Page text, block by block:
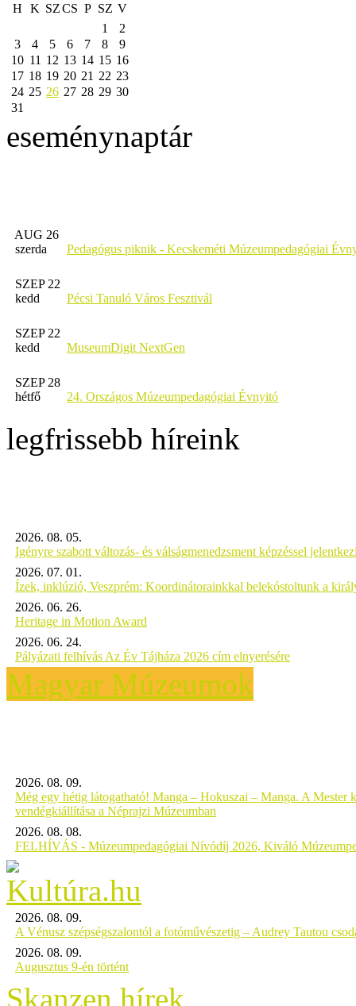
H K SZCS P SZ V
1
2
3
4 5 6 7 8
9
10 11 12 13 14 15 16
17 18 19 20 21 22 23
24 25 26 27 28 29 30
31
eseménynaptár
AUG 26
szerda
Pedagógus piknik - Kecskeméti Múzeumpedagógiai
SZEP 22
kedd
Pécsi Tanuló Város Fesztivál
SZEP 22
kedd
MuseumDigit NextGen
SZEP 28
hétfő
24. Országos Múzeumpedagógiai Évnyitó
legfrissebb híreink
2026. 08. 05.
Igényre szabott változás- és válságmenedzsment képzéssel
2026. 07. 01.
Ízek, inklúzió, Veszprém: Koordinátorainkkal belekóstoltunk a
2026. 06. 26.
Heritage in Motion Award
2026. 06. 24.
Pályázati felhívás Az Év Tájháza 2026 cím elnyerésére
Magyar Múzeumok
2026. 08. 09.
Még egy hétig látogatható! Manga – Hokuszai – Manga. A Mester
vendégkiállítása a Néprajzi Múzeumban
2026. 08. 08.
FELHÍVÁS - Múzeumpedagógiai Nívódíj 2026, Kiváló
2026. 08. 09.
A Vénusz szépségszalontól a fotóművészetig – Audrey Tautou
2026. 08. 09.
Augusztus 9-én történt
Skanzen hírek